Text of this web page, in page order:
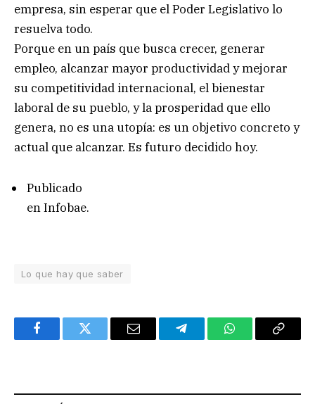
empresa, sin esperar que el Poder Legislativo lo
resuelva todo.
Porque en un país que busca crecer, generar
empleo, alcanzar mayor productividad y mejorar
su competitividad internacional, el bienestar
laboral de su pueblo, y la prosperidad que ello
genera, no es una utopía: es un objetivo concreto y
actual que alcanzar. Es futuro decidido hoy.
Publicado
en Infobae.
Lo que hay que saber
FacebookTwitter Email TelegramWhatsAppCopy